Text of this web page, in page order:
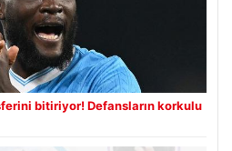
bitiriyor! Defansların korkulu